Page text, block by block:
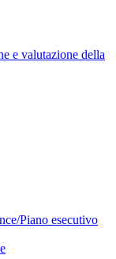
e valutazione della
Piano esecutivo